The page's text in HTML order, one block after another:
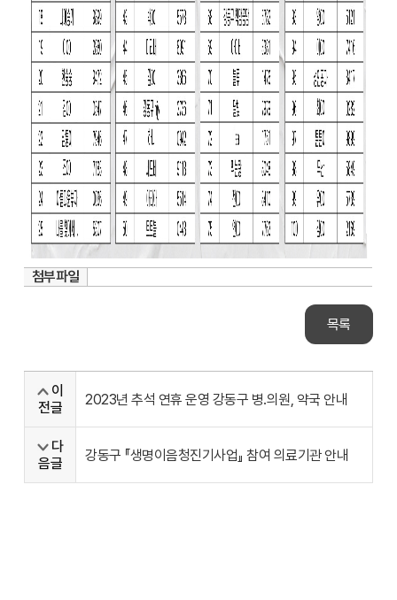
첨부파일
목록
이
전글
2023년 추석 연휴 운영 강동구 병.의원, 약국 안내
다
음글
강동구 『생명이음청진기사업』 참여 의료기관 안내